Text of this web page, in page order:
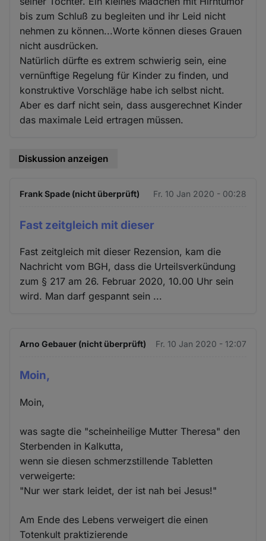
bis zum Schluß zu begleiten und ihr Leid nicht
nehmen zu können...Worte können dieses Grauen
nicht ausdrücken.
Natürlich dürfte es extrem schwierig sein, eine
vernünftige Regelung für Kinder zu finden, und
konstruktive Vorschläge habe ich selbst nicht.
Aber es darf nicht sein, dass ausgerechnet Kinder
das maximale Leid ertragen müssen.
Diskussion anzeigen
Frank Spade (nicht überprüft) Fr. 10 Jan 2020 - 00:28
Fast zeitgleich mit dieser
Fast zeitgleich mit dieser Rezension, kam die
Nachricht vom BGH, dass die Urteilsverkündung
zum § 217 am 26. Februar 2020, 10.00 Uhr sein
wird. Man darf gespannt sein ...
Arno Gebauer (nicht überprüft) Fr. 10 Jan 2020 - 12:07
Moin,
Moin,
was sagte die "scheinheilige Mutter Theresa" den
Sterbenden in Kalkutta,
wenn sie diesen schmerzstillende Tabletten
verweigerte:
"Nur wer stark leidet, der ist nah bei Jesus!"
Am Ende des Lebens verweigert die einen
Totenkult praktizierende